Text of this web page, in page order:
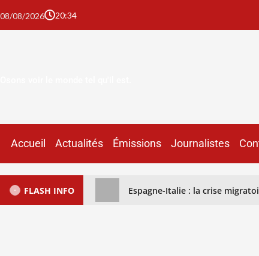
08/08/2026 20:34
Accueil Actualités Émissions Journalistes
FLASH INFO Espagne-Italie : la crise